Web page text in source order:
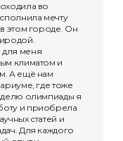
во
мечту
этом городе. Он
меня
климатом и
А ещё нам
где тоже
олимпиады я
и приобрела
статей и
Для каждого